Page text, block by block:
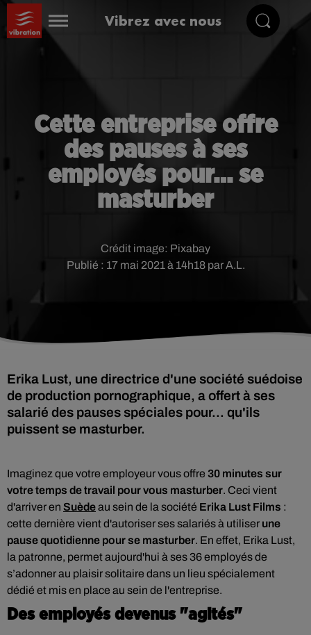
Vibrez avec nous
Cette entreprise offre
des pauses à ses
employés pour… se
masturber
Publié : 17 mai 2021 à 14h18 par A.L.
Crédit image: Pixabay
Erika Lust, une directrice d'une société suédoise
de production pornographique, a offert à ses
salarié des pauses spéciales pour... qu'ils
puissent se masturber.
Imaginez que votre employeur vous offre 30 minutes sur
votre temps de travail pour vous masturber. Ceci vient
d'arriver en Suèdeau sein de la société Erika Lust Films :
cette dernière vient d'autoriser ses salariés à utiliser une
pause quotidienne pour se masturber. En effet, Erika Lust,
la patronne, permet aujourd'hui à ses 36 employés de
s’adonner au plaisir solitaire dans un lieu spécialement
dédié et mis en place au sein de l'entreprise.
Des employés devenus "agités"